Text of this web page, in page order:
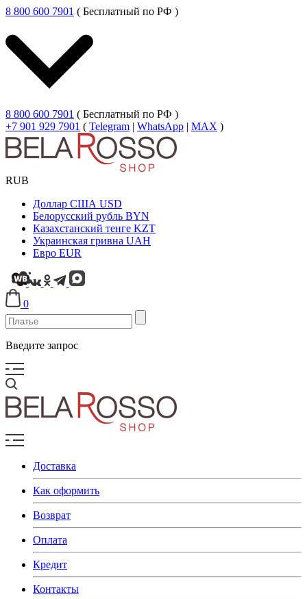
8 800 600 7901 ( Бесплатный по РФ )
8 800 600 7901 ( Бесплатный по РФ )
+7 901 929 7901 ( Telegram | WhatsApp | MAX )
RUB
Доллар США USD
Белорусский рубль BYN
Казахстанский тенге KZT
Украинская гривна UAH
Евро EUR
0
Введите запрос
Доставка
Как оформить
Возврат
Оплата
Кредит
Контакты